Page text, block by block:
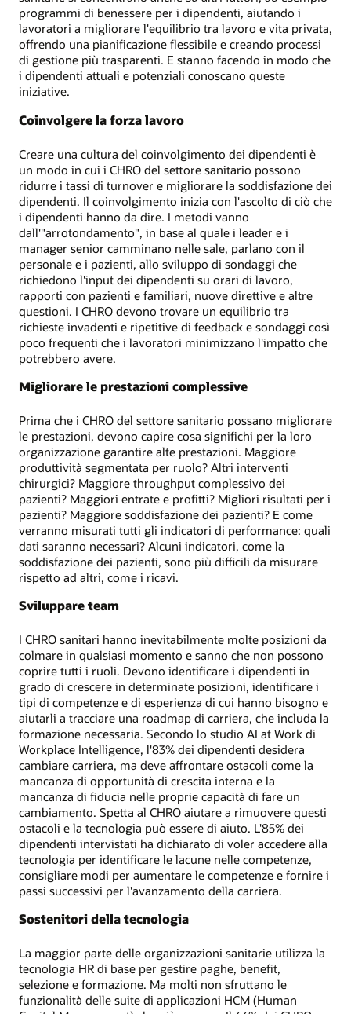
programmi di benessere per i dipendenti, aiutando i
lavoratori a migliorare l'equilibrio tra lavoro e vita privata,
offrendo una pianificazione flessibile e creando processi
di gestione più trasparenti. E stanno facendo in modo che
i dipendenti attuali e potenziali conoscano queste
iniziative.
Coinvolgere la forza lavoro
Creare una cultura del coinvolgimento dei dipendenti è
un modo in cui i CHRO del settore sanitario possono
ridurre i tassi di turnover e migliorare la soddisfazione dei
dipendenti. Il coinvolgimento inizia con l'ascolto di ciò che
i dipendenti hanno da dire. I metodi vanno
dall'"arrotondamento", in base al quale i leader e i
manager senior camminano nelle sale, parlano con il
personale e i pazienti, allo sviluppo di sondaggi che
richiedono l'input dei dipendenti su orari di lavoro,
rapporti con pazienti e familiari, nuove direttive e altre
questioni. I CHRO devono trovare un equilibrio tra
richieste invadenti e ripetitive di feedback e sondaggi così
poco frequenti che i lavoratori minimizzano l'impatto che
potrebbero avere.
Migliorare le prestazioni complessive
Prima che i CHRO del settore sanitario possano migliorare
le prestazioni, devono capire cosa significhi per la loro
organizzazione garantire alte prestazioni. Maggiore
produttività segmentata per ruolo? Altri interventi
chirurgici? Maggiore throughput complessivo dei
pazienti? Maggiori entrate e profitti? Migliori risultati per i
pazienti? Maggiore soddisfazione dei pazienti? E come
verranno misurati tutti gli indicatori di performance: quali
dati saranno necessari? Alcuni indicatori, come la
soddisfazione dei pazienti, sono più difficili da misurare
rispetto ad altri, come i ricavi.
Sviluppare team
I CHRO sanitari hanno inevitabilmente molte posizioni da
colmare in qualsiasi momento e sanno che non possono
coprire tutti i ruoli. Devono identificare i dipendenti in
grado di crescere in determinate posizioni, identificare i
tipi di competenze e di esperienza di cui hanno bisogno e
aiutarli a tracciare una roadmap di carriera, che includa la
formazione necessaria. Secondo lo studio AI at Work di
Workplace Intelligence, l'83% dei dipendenti desidera
cambiare carriera, ma deve affrontare ostacoli come la
mancanza di opportunità di crescita interna e la
mancanza di fiducia nelle proprie capacità di fare un
cambiamento. Spetta al CHRO aiutare a rimuovere questi
ostacoli e la tecnologia può essere di aiuto. L'85% dei
dipendenti intervistati ha dichiarato di voler accedere alla
tecnologia per identificare le lacune nelle competenze,
consigliare modi per aumentare le competenze e fornire i
passi successivi per l'avanzamento della carriera.
Sostenitori della tecnologia
La maggior parte delle organizzazioni sanitarie utilizza la
tecnologia HR di base per gestire paghe, benefit,
selezione e formazione. Ma molti non sfruttano le
funzionalità delle suite di applicazioni HCM (Human